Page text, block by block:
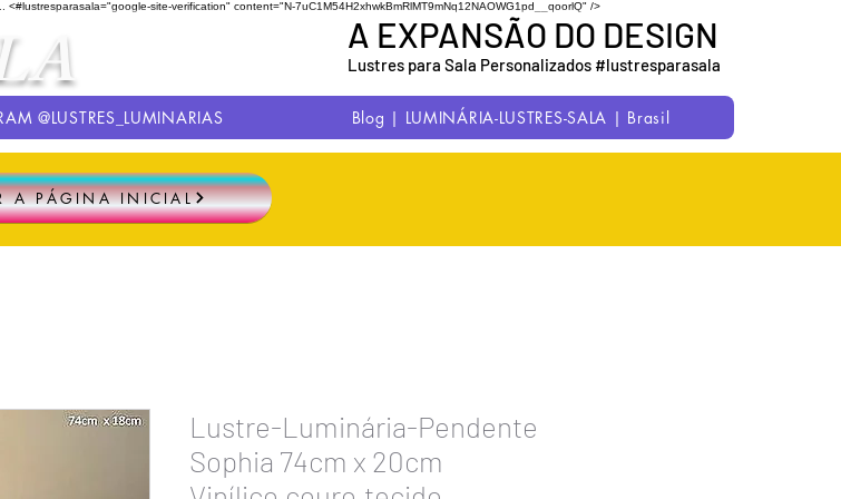
<#lustresparasala="google-site-verification" content="N-7uC1M54H2xhwkBmRlMT9mNq12NAOWG1pd__qoorlQ" />
A EXPANSÃO DO DESIGN
Lustres para Sala Personalizados #lustresparasala
@LUSTRES_LUMINARIAS Blog | LUMINÁRIA-LUSTRES-SALA | Brasil
A PÁGINA INICIAL
Lustre-Luminária-Pendente
Sophia 74cm x 20cm